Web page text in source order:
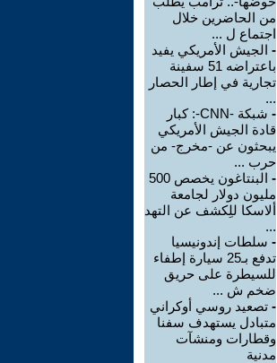
من الحاضرين خلال
اجتماع ل ...
- الجيش الأمريكي يفيد
باعتراضه 51 سفينة
تجارية في إطار الحصار
...
-
شبكة -CNN-: كبار
قادة الجيش الأمريكي
يبحثون عن -مخرج- من
حرب ...
-
البنتاغون يخصص 500
مليون دولار لجامعة
ألاسكا للِكشف عن التهد
...
- سلطات إندونيسيا
تدفع بـ25 سيارة إطفاء
للسيطرة على حريق
ضخم ش ...
- تصعيد روسي أوكراني
متبادل يستهدف سفنا
وقطارات ومنشآت
مدنية